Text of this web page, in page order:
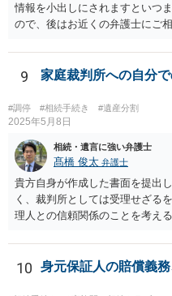
情報を小出しにされますといつ
ので、後はお近くの弁護士にご相
9 家庭裁判所への自分
#調停 #相続手続き #遺産分割
2025年5月8日
相続・遺言に強い弁護士
髙橋 俊太 弁護士
貴方自身が作成した書面を提出
く、裁判所としては受理せざる
理人との信頼関係のことを考え
士が主張書面の提出を渋ってい
益がないと考えている可能性も
めて、弁護士見解を確認等する
10 身元保証人の賠償義